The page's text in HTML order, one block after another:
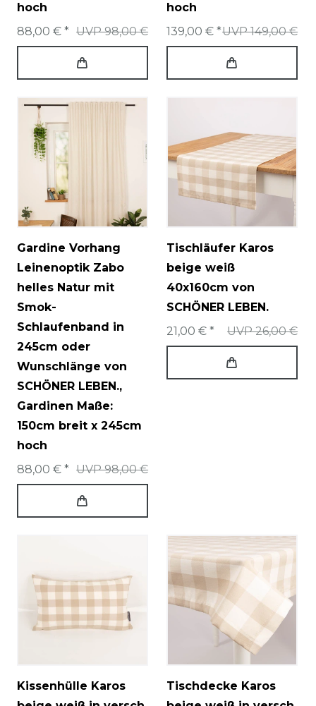
hoch
UVP 98,00 €
88,00 € *
hoch
UVP 149,00 €
139,00 € *
Gardine Vorhang
Leinenoptik Zabo
helles Natur mit
Smok-
Schlaufenband in
245cm oder
Wunschlänge von
SCHÖNER LEBEN.,
Gardinen Maße:
150cm breit x 245cm
hoch
UVP 98,00 €
88,00 € *
Tischläufer Karos
beige weiß
40x160cm von
SCHÖNER LEBEN.
UVP 26,00 €
21,00 € *
Kissenhülle Karos
Tischdecke Karos